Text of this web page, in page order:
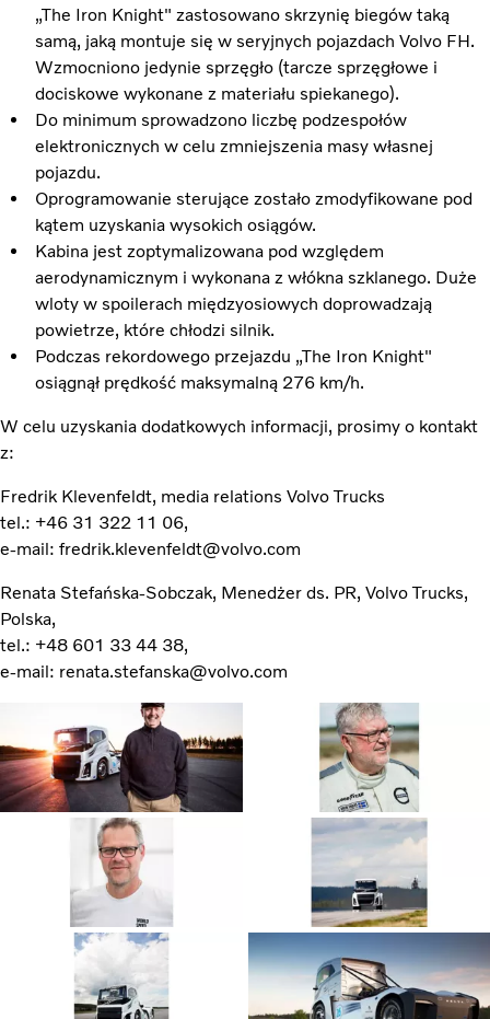
„The Iron Knight" zastosowano skrzynię biegów taką
samą, jaką montuje się w seryjnych pojazdach Volvo FH.
Wzmocniono jedynie sprzęgło (tarcze sprzęgłowe i
dociskowe wykonane z materiału spiekanego).
Do minimum sprowadzono liczbę podzespołów
elektronicznych w celu zmniejszenia masy własnej
pojazdu.
Oprogramowanie sterujące zostało zmodyfikowane pod
kątem uzyskania wysokich osiągów.
Kabina jest zoptymalizowana pod względem
aerodynamicznym i wykonana z włókna szklanego. Duże
wloty w spoilerach międzyosiowych doprowadzają
powietrze, które chłodzi silnik.
Podczas rekordowego przejazdu „The Iron Knight"
osiągnął prędkość maksymalną 276 km/h.
W celu uzyskania dodatkowych informacji, prosimy o kontakt
z:
Fredrik Klevenfeldt, media relations Volvo Trucks
tel.: +46 31 322 11 06,
e-mail: fredrik.klevenfeldt@volvo.com
Renata Stefańska-Sobczak, Menedżer ds. PR, Volvo Trucks,
Polska,
tel.: +48 601 33 44 38,
e-mail: renata.stefanska@volvo.com